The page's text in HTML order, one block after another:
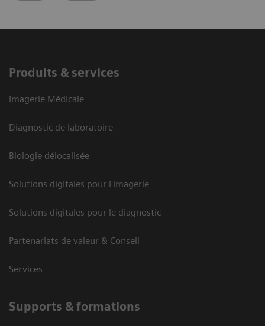
Produits & services
Imagerie Médicale
Diagnostic de laboratoire
Biologie délocalisée
Solutions digitales pour l'imagerie
Solutions digitales pour le diagnostic
Partenariats de valeur & Conseil
Services
Supports & formations